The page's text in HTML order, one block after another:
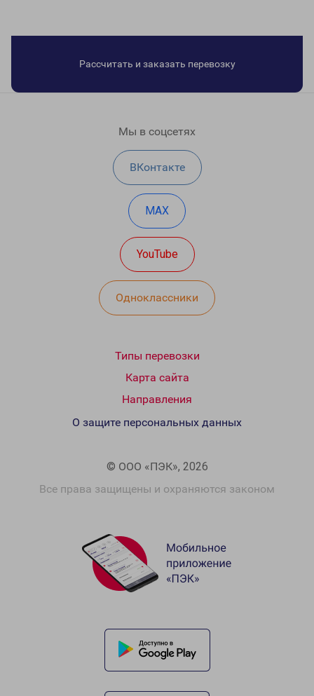
Рассчитать и заказать перевозку
Мы в соцсетях
ВКонтакте
MAX
YouTube
Одноклассники
Типы перевозки
Карта сайта
Направления
© ООО «ПЭК», 2026
Все права защищены и охраняются законом
О защите персональных данных